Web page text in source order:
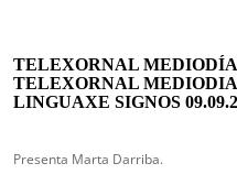
TELEXORNAL
TELEXORNAL
LINGUAXE SIGNOS
Presenta Marta Darriba.